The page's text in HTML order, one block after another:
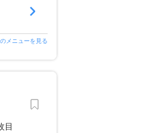
メニューを見る